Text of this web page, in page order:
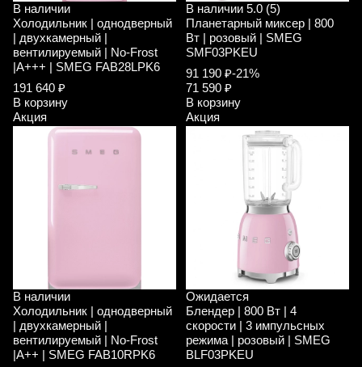
В наличии
Холодильник | однодверный
| двухкамерный |
вентилируемый | No-Frost
|A+++ | SMEG FAB28LPK6
191 640 ₽
В корзину
Акция
В наличии 5.0 (5)
Планетарный миксер | 800
Вт | розовый | SMEG
SMF03PKEU
91 190 ₽-21%
71 590 ₽
В корзину
Акция
В наличии
Холодильник | однодверный
| двухкамерный |
вентилируемый | No-Frost
|A++ | SMEG FAB10RPK6
Ожидается
Блендер | 800 Вт | 4
скорости | 3 импульсных
режима | розовый | SMEG
BLF03PKEU